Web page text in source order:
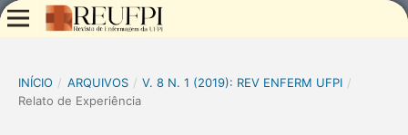
INÍCIO / ARQUIVOS / V. 8 N. 1 (2019): REV ENFERM UFPI /
Relato de Experiência